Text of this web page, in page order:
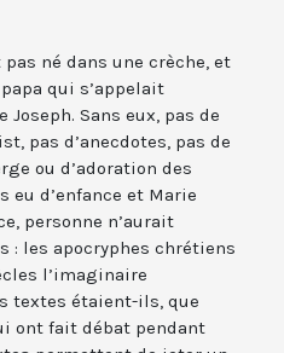
né dans une crèche, et
qui s’appelait
Joseph. Sans eux, pas de
pas d’anecdotes, pas de
ou d’adoration des
eu d’enfance et Marie
personne n’aurait
: les apocryphes chrétiens
l’imaginaire
textes étaient-ils, que
ont fait débat pendant